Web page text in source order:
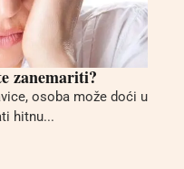
zanemariti?
osoba može doći u
hitnu...